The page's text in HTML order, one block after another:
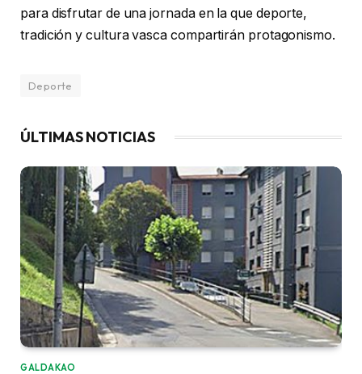
para disfrutar de una jornada en la que deporte,
tradición y cultura vasca compartirán protagonismo.
Deporte
ÚLTIMAS NOTICIAS
GALDAKAO